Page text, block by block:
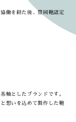
働を経た後、豊岡鞄認定
軸としたブランドです。
想いを込めて製作した鞄